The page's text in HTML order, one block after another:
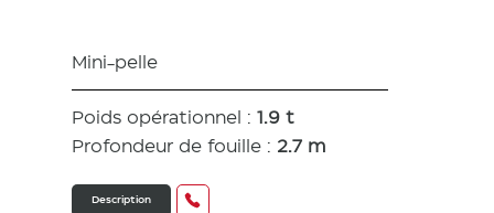
Mini-pelle
Poids opérationnel : 1.9 t
Profondeur de fouille : 2.7 m
Description